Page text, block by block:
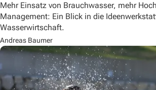
Mehr Einsatz von Brauchwasser, mehr
Management: Ein Blick in die
Wasserwirtschaft.
Andreas Baumer